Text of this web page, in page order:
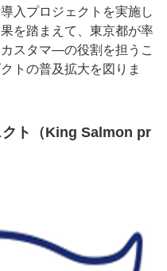
入プロジェクトを実施し
を踏まえて、東京都が率
スタマ―の役割を担うこ
トの普及拡大を図りま
クト（King Salmon pr